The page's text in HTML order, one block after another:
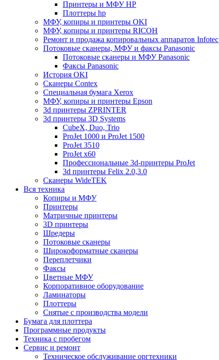
Принтеры и МФУ HP
Плоттеры hp
МФУ, копиры и принтеры OKI
МФУ, копиры и принтеры RICOH
Ремонт и продажа копировальных аппаратов Infotec
Потоковые сканеры, МФУ и факсы Panasonic
Потоковые сканеры и МФУ Panasonic
Факсы Panasonic
История OKI
Сканеры Contex
Специальная бумага Xerox
МФУ, копиры и принтеры Epson
3d принтеры ZPRINTER
3d принтеры 3D Systems
CubeX, Duo, Trio
ProJet 1000 и ProJet 1500
ProJet 3510
ProJet x60
Профессиональные 3d-принтеры ProJet
3d принтеры Felix 2.0,3.0
Сканеры WideTEK
Вся техника
Копиры и МФУ
Принтеры
Матричные принтеры
3D принтеры
Шредеры
Потоковые сканеры
Широкоформатные сканеры
Переплетчики
Факсы
Цветные МФУ
Корпоративное оборудование
Ламинаторы
Плоттеры
Снятые с производства модели
Бумага для плоттера
Программные продукты
Техника с пробегом
Сервис и ремонт
Техническое обслуживание оргтехники